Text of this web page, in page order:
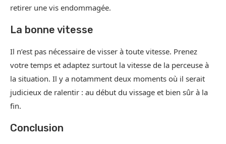
retirer une vis endommagée.
La bonne vitesse
Il n’est pas nécessaire de visser à toute vitesse. Prenez
votre temps et adaptez surtout la vitesse de la perceuse à
la situation. Il y a notamment deux moments où il serait
judicieux de ralentir : au début du vissage et bien sûr à la
fin.
Conclusion